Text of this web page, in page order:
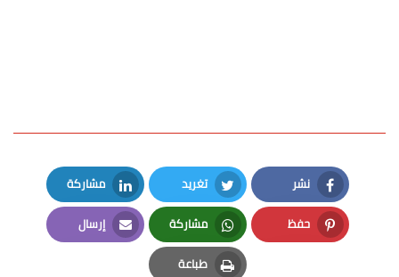
نشر
Facebook
تغريد
Twitter
مشاركة
LinkedIn
حفظ
Pinterest
مشاركة
Whatsapp
إرسال
Email
طباعة